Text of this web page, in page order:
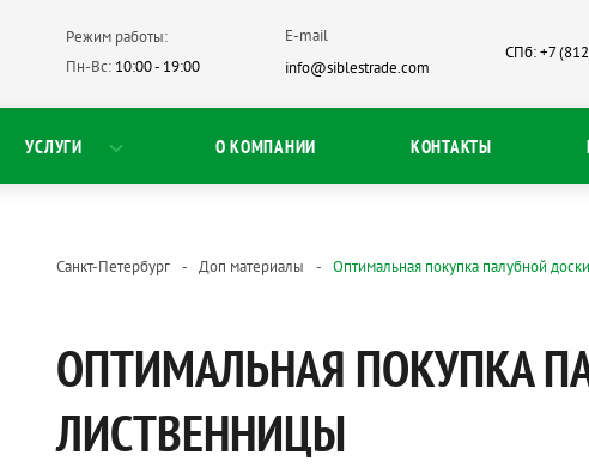
УСЛУГИ О КОМПАНИИ КОНТАКТЫ
Режим работы:
Пн-Вс: 10:00 - 19:00
E-mail
info@siblestrade.com
СПб: +7
Санкт-Петербург Доп материалы Оптимальная покупка палубной
ОПТИМАЛЬНАЯ ПОКУПКА
ЛИСТВЕННИЦЫ